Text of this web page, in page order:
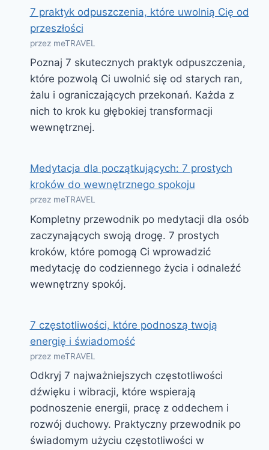
7 praktyk odpuszczenia, które uwolnią Cię od
przeszłości
przez meTRAVEL
Poznaj 7 skutecznych praktyk odpuszczenia,
które pozwolą Ci uwolnić się od starych ran,
żalu i ograniczających przekonań. Każda z
nich to krok ku głębokiej transformacji
wewnętrznej.
Medytacja dla początkujących: 7 prostych
kroków do wewnętrznego spokoju
przez meTRAVEL
Kompletny przewodnik po medytacji dla osób
zaczynających swoją drogę. 7 prostych
kroków, które pomogą Ci wprowadzić
medytację do codziennego życia i odnaleźć
wewnętrzny spokój.
7 częstotliwości, które podnoszą twoją
energię i świadomość
przez meTRAVEL
Odkryj 7 najważniejszych częstotliwości
dźwięku i wibracji, które wspierają
podnoszenie energii, pracę z oddechem i
rozwój duchowy. Praktyczny przewodnik po
świadomym użyciu częstotliwości w